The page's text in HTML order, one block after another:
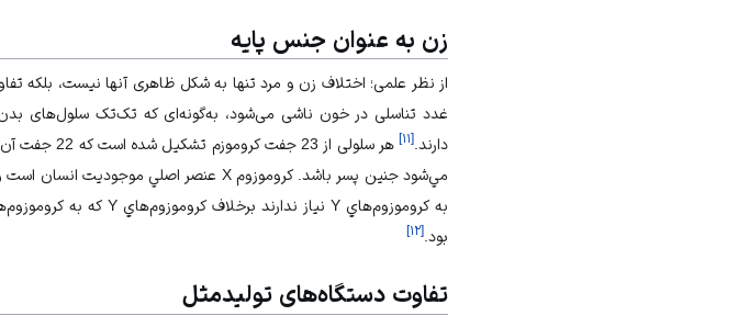
زن به‌ عنوان جنس پایه
از نظر علمی؛ اختلاف زن و مرد تنها به شکل ظاهری آنها نیست، بلکه
غدد تناسلی در خون ناشی می‌شود، به‌گونه‌ای که تک‌تک سلول‌های
دارند.[۱۱]
به كروموزوم‌هاي Y نياز ندارند برخلاف كروموزوم‌هاي Y كه به كروموزوم‌هاي X نياز دارند. از این منظر، زن،
بود.[۱۲]
تفاوت دستگاه‌های تولیدمثل